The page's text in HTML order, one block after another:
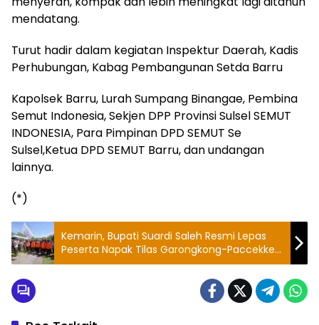
mendatang.
Turut hadir dalam kegiatan Inspektur Daerah, Kadis
Perhubungan, Kabag Pembangunan Setda Barru
Kapolsek Barru, Lurah Sumpang Binangae, Pembina
Semut Indonesia, Sekjen DPP Provinsi Sulsel SEMUT
INDONESIA, Para Pimpinan DPD SEMUT Se
Sulsel,Ketua DPD SEMUT Barru, dan undangan
lainnya.
(*)
Kemarin, Bupati Suardi Saleh Resmi Lepas
Peserta Napak Tilas Garongkong-Paccekke
Barru